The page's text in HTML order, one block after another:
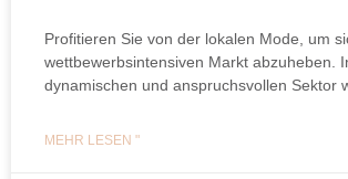
Profitieren Sie von der lokalen Mode, um
wettbewerbsintensiven Markt abzuheben.
dynamischen und anspruchsvollen Sektor
MEHR LESEN "